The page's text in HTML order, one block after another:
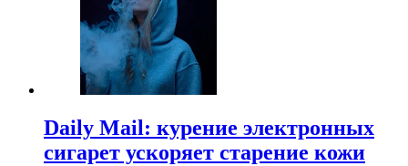
Daily Mail: курение электронных
сигарет ускоряет старение кожи